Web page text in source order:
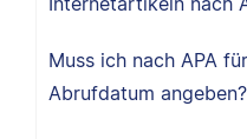
Muss ich nach APA
Abrufdatum angeben?